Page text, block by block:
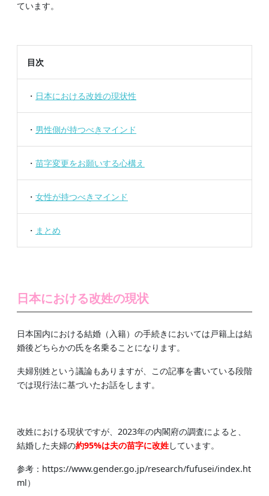
ています。
目次
・ 日本における改姓の現状性
・ 男性側が持つべきマインド
・ 苗字変更をお願いする心構え
・ 女性が持つべきマインド
・ まとめ
日本における改姓の現状
日本国内における結婚（入籍）の手続きにおいては戸籍上は結
婚後どちらかの氏を名乗ることになります。
夫婦別姓という議論もありますが、この記事を書いている段階
では現行法に基づいたお話をします。
改姓における現状ですが、2023年の内閣府の調査によると、
結婚した夫婦の約95%は夫の苗字に改姓しています。
参考：https://www.gender.go.jp/research/fufusei/index.ht
ml）